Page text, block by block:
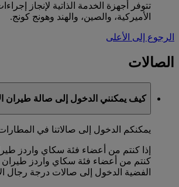
الأميركية، والصين، والهند وهونج كونج.
الرجوع إلى الأعلى
الصالات
كيف يمكنني الدخول إلى صالة طيران
يمكنكم الدخول إلى صالاتنا في
إذا كنتم من أعضاء فئة سكاي واردز
كنتم من أعضاء فئة سكاي واردز طيران
الفضية الدخول إلى صالات درجة رجال